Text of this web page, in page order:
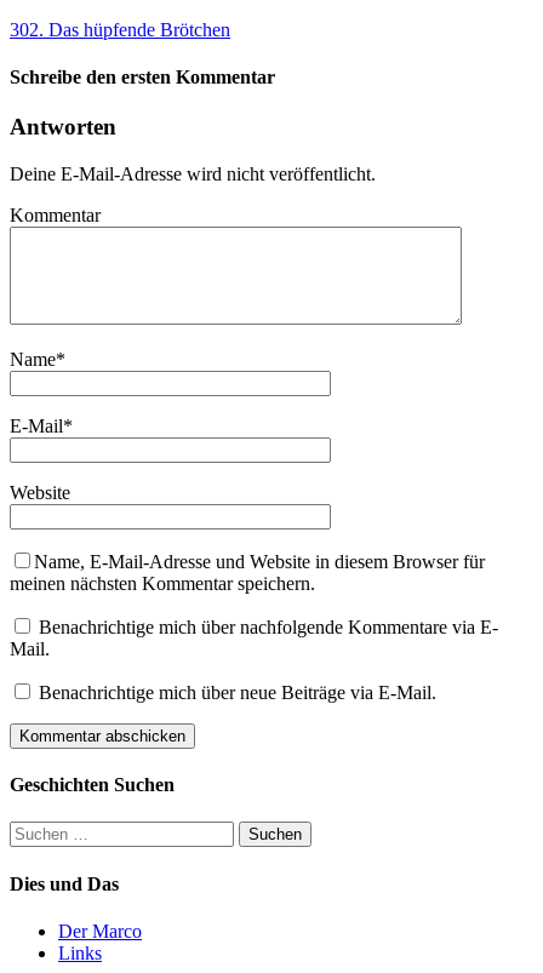
302. Das hüpfende Brötchen
Schreibe den ersten Kommentar
Antworten
Deine E-Mail-Adresse wird nicht veröffentlicht.
Kommentar
Name*
E-Mail*
Website
Name, E-Mail-Adresse und Website in diesem Browser für
meinen nächsten Kommentar speichern.
Benachrichtige mich über nachfolgende Kommentare via E-
Mail.
Benachrichtige mich über neue Beiträge via E-Mail.
Geschichten Suchen
Suchen
nach:
Dies und Das
Der Marco
Links